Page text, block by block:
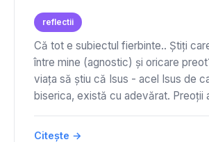
reflectii
Că tot e subiectul fierbinte.. Știți
între mine (agnostic) și oricare
viața să știu că Isus - acel Isus de
biserica, există cu adevărat. Preoții
Citește →